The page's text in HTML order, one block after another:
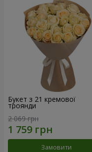
Букет з 21 кремової
троянди
2 069 грн
Замовити